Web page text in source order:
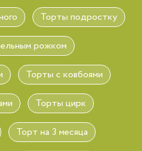
Торты подростку
рожком
Торты с ковбоями
Торты цирк
Торт на 3 месяца